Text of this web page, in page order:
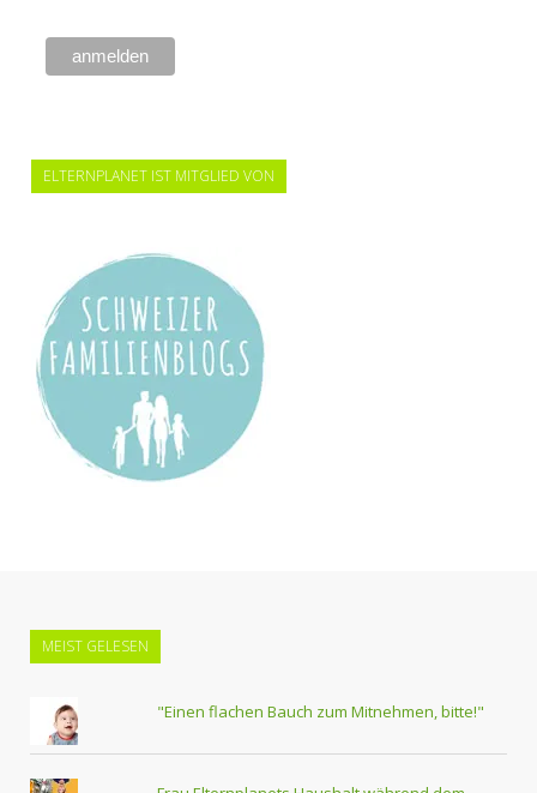
ELTERNPLANET IST MITGLIED VON
MEIST GELESEN
"Einen flachen Bauch zum Mitnehmen, bitte!"